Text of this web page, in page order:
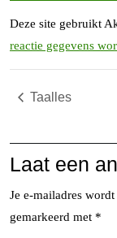
Deze site gebruikt
reactie gegevens
Taalles
Laat een
Je e-mailadres
gemarkeerd met *